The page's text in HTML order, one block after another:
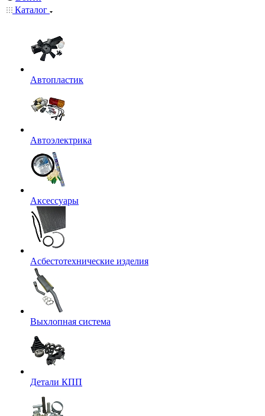
Каталог
Автопластик
Автоэлектрика
Аксессуары
Асбестотехнические изделия
Выхлопная система
Детали КПП